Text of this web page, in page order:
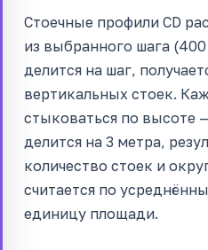
Стоечные профили CD
из выбранного шага
делится на шаг,
вертикальных стоек.
стыковаться по высоте
делится на 3 метра,
количество стоек и
считается по
единицу площади.